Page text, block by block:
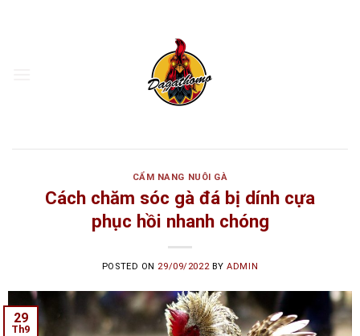
CẨM NANG NUÔI GÀ
Cách chăm sóc gà đá bị dính cựa
phục hồi nhanh chóng
POSTED ON 29/09/2022 BYADMIN
29
Th9